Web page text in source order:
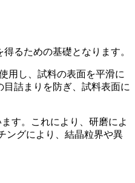
るための基礎となります。
用し、試料の表面を平滑に
詰まりを防ぎ、試料表面に
す。これにより、研磨によ
ングにより、結晶粒界や異